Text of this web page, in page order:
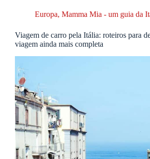
Europa, Mamma Mia - um guia da
Viagem de carro pela Itália: roteiros para
viagem ainda mais completa